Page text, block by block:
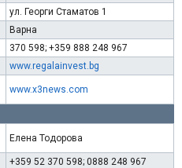
ул. Георги Стаматов 1
Варна
370 598; +359 888 248 967
www.regalainvest.bg
www.x3news.com
Елена Тодорова
+359 52 370 598; 0888 248 967